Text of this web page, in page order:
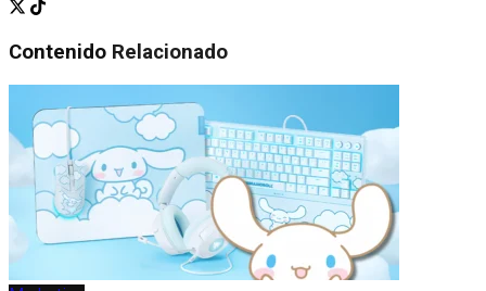
Contenido Relacionado